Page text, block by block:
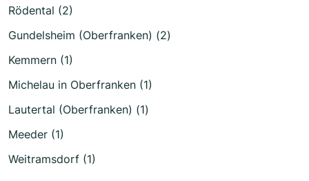
Rödental (2)
Gundelsheim (Oberfranken) (2)
Kemmern (1)
Michelau in Oberfranken (1)
Lautertal (Oberfranken) (1)
Meeder (1)
Weitramsdorf (1)